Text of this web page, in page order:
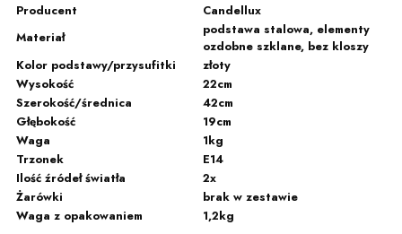
Producent
Candellux
Materiał
podstawa stalowa, elementy
ozdobne szklane, bez kloszy
Kolor podstawy/przysufitki
złoty
Wysokość
22cm
Szerokość/średnica
42cm
Głębokość
19cm
Waga
1kg
Trzonek
E14
Ilość źródeł światła
2x
Żarówki
brak w zestawie
Waga z opakowaniem
1,2kg